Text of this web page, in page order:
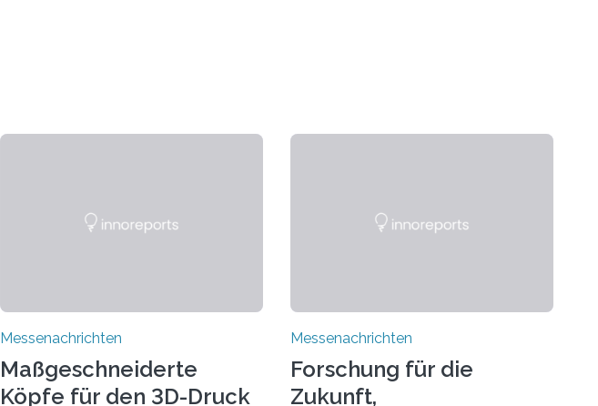
Messenachrichten
Maßgeschneiderte
Köpfe für den 3D-Druck
Messenachrichten
Forschung für die
Zukunft,